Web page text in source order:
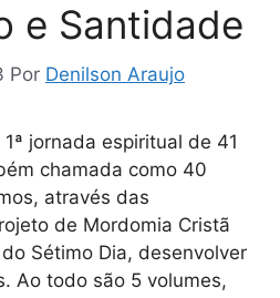
e Santidade
Por Denilson Araujo
jornada espiritual de 41
chamada como 40
através das
de Mordomia Cristã
Sétimo Dia, desenvolver
Ao todo são 5 volumes,